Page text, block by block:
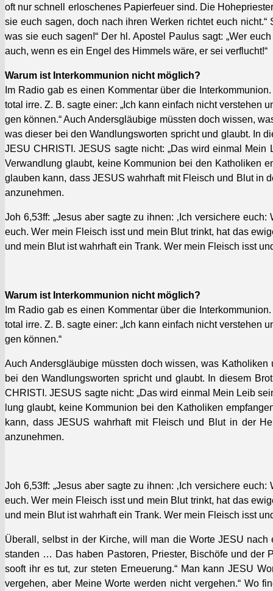
oft nur schnell erlosch­enes Papier­feuer sind. Die
sie euch sagen, doch nach ihren Werken richtet euch
was sie euch sagen!“ Der hl. Apos­tel Paulus sagt: „Wer
auch, wenn es ein Engel des Him­mels wäre, er sei ver­flucht!“
Warum ist Interkom­mu­nion nicht möglich?
Im Radio gab es einen Kom­men­tar über die
total irre. Z. B. sagte ein­er: „Ich kann ein­fach nicht
gen kön­nen.“ Auch Ander­s­gläu­bige müssten doch wis­sen,
was dieser bei den Wand­lungsworten spricht und glaubt. In
JESU CHRISTI. JESUS sagte nicht: „Das wird ein­mal
Verwand­lung glaubt, keine Kom­mu­nion bei den Katho­liken
glauben kann, dass JESUS wahrhaft mit Fleisch und Blut in
anzunehmen.
Joh 6,53ff: „Jesus aber sagte zu ihnen: ‚Ich ver­sichere
euch. Wer mein Fleisch isst und mein Blut trinkt, hat das
und mein Blut ist wahrhaft ein Trank. Wer mein Fleisch isst
Warum ist Interkom­mu­nion nicht möglich?
Im Radio gab es einen Kom­men­tar über die
total irre. Z. B. sagte ein­er: „Ich kann ein­fach nicht
gen kön­nen.“
Auch Ander­s­gläu­bige müssten doch wis­sen, was
bei den Wand­lungsworten spricht und glaubt. In diesem
CHRISTI. JESUS sagte nicht: „Das wird ein­mal Mein Leib
lung glaubt, keine Kom­mu­nion bei den Katho­liken
kann, dass JESUS wahrhaft mit Fleisch und Blut in der
anzunehmen.
Joh 6,53ff: „Jesus aber sagte zu ihnen: ‚Ich ver­sichere
euch. Wer mein Fleisch isst und mein Blut trinkt, hat das
und mein Blut ist wahrhaft ein Trank. Wer mein Fleisch isst
Über­all, selb­st in der Kirche, will man die Worte JESU
standen … Das haben Pas­toren, Priester, Bis­chöfe und der
sooft ihr es tut, zur steten Erneuerung.“ Man kann JESU
verge­hen, aber Meine Worte wer­den nicht verge­hen.“ Wo